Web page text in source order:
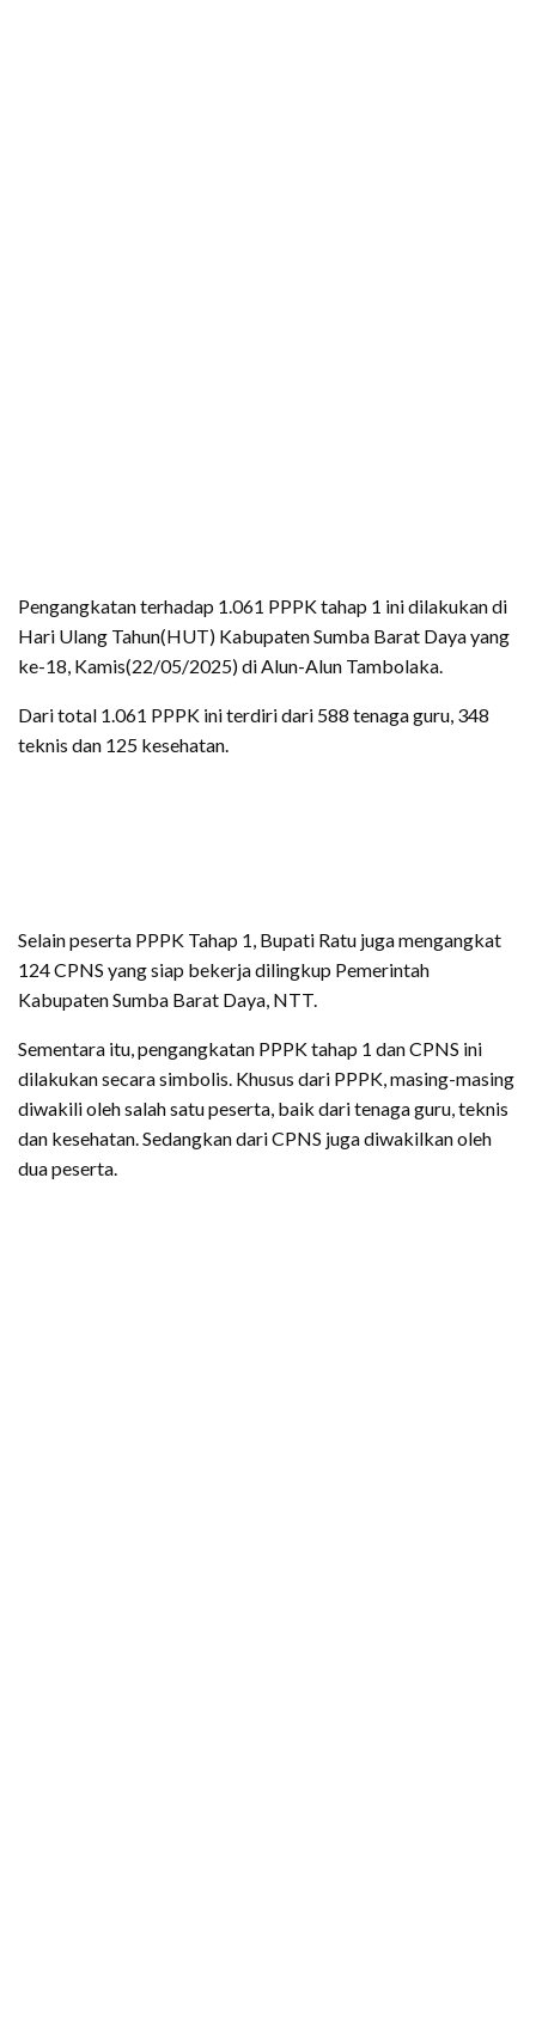
Pengangkatan terhadap 1.061 PPPK tahap 1 ini dilakukan di
Hari Ulang Tahun(HUT) Kabupaten Sumba Barat Daya yang
ke-18, Kamis(22/05/2025) di Alun-Alun Tambolaka.
Dari total 1.061 PPPK ini terdiri dari 588 tenaga guru, 348
teknis dan 125 kesehatan.
Selain peserta PPPK Tahap 1, Bupati Ratu juga mengangkat
124 CPNS yang siap bekerja dilingkup Pemerintah
Kabupaten Sumba Barat Daya, NTT.
Sementara itu, pengangkatan PPPK tahap 1 dan CPNS ini
dilakukan secara simbolis. Khusus dari PPPK, masing-masing
diwakili oleh salah satu peserta, baik dari tenaga guru, teknis
dan kesehatan. Sedangkan dari CPNS juga diwakilkan oleh
dua peserta.